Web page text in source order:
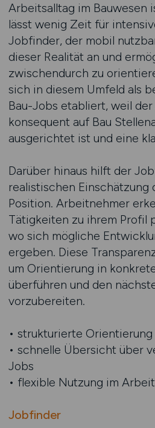
Arbeitsalltag im Bauwesen
lässt wenig Zeit für
Jobfinder, der mobil
dieser Realität an und
zwischendurch zu
sich in diesem Umfeld als
Bau-Jobs etabliert, weil
konsequent auf Bau
ausgerichtet ist und eine
Darüber hinaus hilft der
realistischen Einschätzung
Position. Arbeitnehmer
Tätigkeiten zu ihrem Profil
wo sich mögliche
ergeben. Diese
um Orientierung in
überführen und den
vorzubereiten.
• strukturierte
• schnelle Übersicht über
Jobs
• flexible Nutzung im
Jobfinder